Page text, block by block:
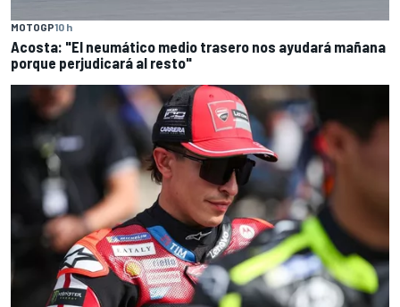
MOTOGP10 h
Acosta: "El neumático medio trasero nos ayudará mañana
porque perjudicará al resto"